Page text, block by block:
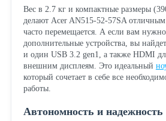
Вес в 2.7 кг и компактные размеры
делают Acer AN515-52-57SA
часто перемещается. А если вам
дополнительные устройства, вы
и один USB 3.2 gen1, а также HDMI
внешним дисплеям. Это идеальный
который сочетает в себе все
работы.
Автономность и надежность